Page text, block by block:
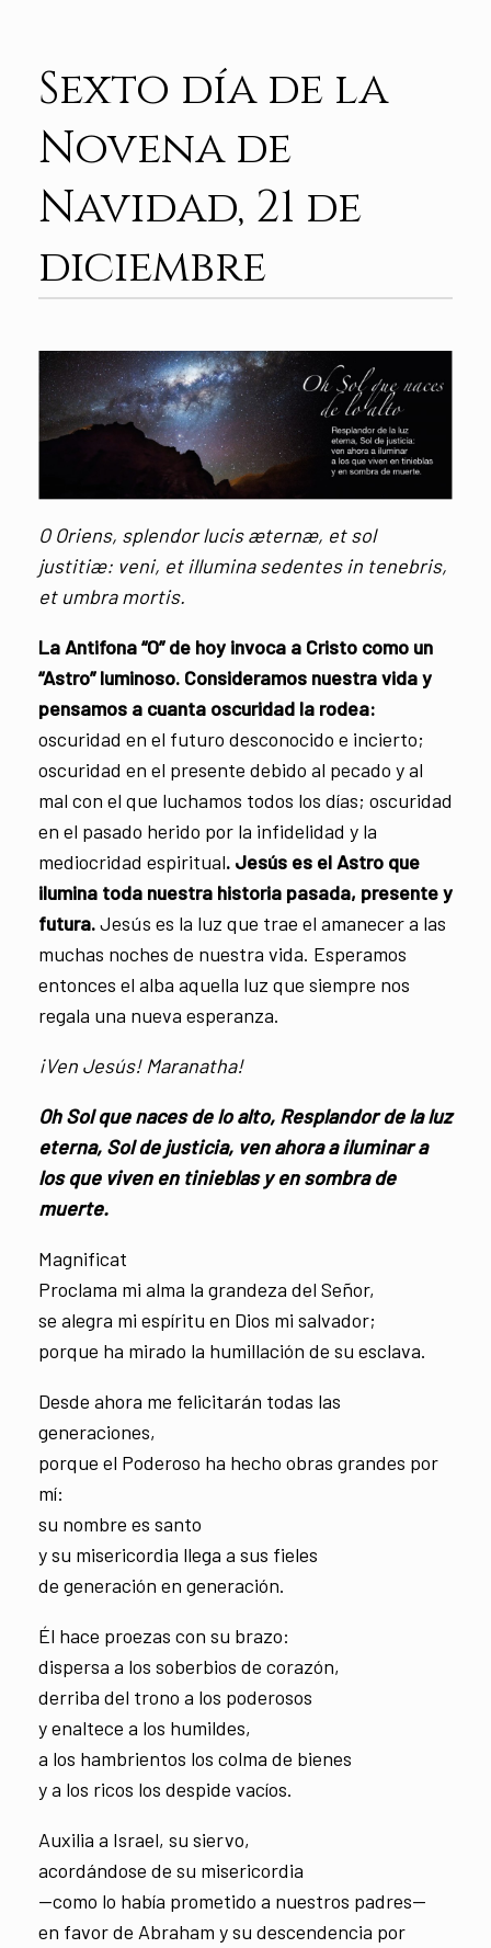
Sexto día de la
Novena de
Navidad, 21 de
diciembre
O Oriens, splendor lucis æternæ, et sol
justitiæ: veni, et illumina sedentes in tenebris,
et umbra mortis.
La Antifona “O” de hoy invoca a Cristo como un
“Astro” luminoso. Consideramos nuestra vida y
pensamos a cuanta oscuridad la rodea:
oscuridad en el futuro desconocido e incierto;
oscuridad en el presente debido al pecado y al
mal con el que luchamos todos los días; oscuridad
en el pasado herido por la infidelidad y la
mediocridad espiritual. Jesús es el Astro que
ilumina toda nuestra historia pasada, presente y
futura.Jesús es la luz que trae el amanecer a las
muchas noches de nuestra vida. Esperamos
entonces el alba aquella luz que siempre nos
regala una nueva esperanza.
¡Ven Jesús! Maranatha!
Oh Sol que naces de lo alto, Resplandor de la luz
eterna, Sol de justicia, ven ahora a iluminar a
los que viven en tinieblas y en sombra de
muerte.
Magnificat
Proclama mi alma la grandeza del Señor,
se alegra mi espíritu en Dios mi salvador;
porque ha mirado la humillación de su esclava.
Desde ahora me felicitarán todas las
generaciones,
porque el Poderoso ha hecho obras grandes por
mí:
su nombre es santo
y su misericordia llega a sus fieles
de generación en generación.
Él hace proezas con su brazo:
dispersa a los soberbios de corazón,
derriba del trono a los poderosos
y enaltece a los humildes,
a los hambrientos los colma de bienes
y a los ricos los despide vacíos.
Auxilia a Israel, su siervo,
acordándose de su misericordia
—como lo había prometido a nuestros padres—
en favor de Abraham y su descendencia por